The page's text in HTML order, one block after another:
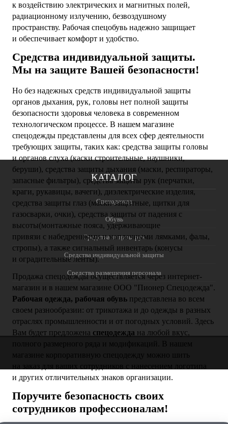
к воздействию электрических и магнитных полей,
радиационному излучению, безвоздушному
пространству. Рабочая спецобувь надежно защищает
и обеспечивает комфорт и удобство.
Средства индивидуальной защиты.
Мы на защите Вашей безопасности!
Но без надежных средств индивидуальной защиты
органов дыхания, рук, головы нет полной защиты
безопасности здоровья человека в современном
технологическом процессе. В нашем магазине
спецодежды представлены для всех сфер деятельности
требующих защиты, таких как: средства защиты головы
и органов слуха (каски строительные, наушники,
беруши), средства защиты дыхания (маски, респираторы,
запасные фильтры), средства защиты рук (перчатки,
краги, рукавицы, вачеги), диэлектрические изделия,
средства защиты глаз (маски защитные, щитки для
газосварки, очки), средства защиты от падения с
высоты(монтажные пояса, удерживающие
привязи с набедренными и наплечными лямками, фалы,
стропы), а также сигнальный инвентарь (конусы
и оградительные ленты).
Продажа спецодеждыосуществляется через интернет-
магазин и в нашем магазине ООО "Пионер Спецодежда".
Рабочая одежда, рабочая обувь представлена во всем
своем разнообразии: от трикотажа и до одежды в разных
отраслях промышленности и от погодных условий. Здесь
Вам будет предложена спецодежда на любой вкус,
полного размерного ряда и модификаций. В нашем
магазине корпоративную спецодежду можно шить
на заказ для ваших сотрудников с нанесением логотипа
и других отличительных знаков организации.
Поручите безопасность своих
сотрудников профессионалам!
КАТАЛОГ
Спецодежда
Обувь
Средства защиты рук
Средства индивидуальной защиты
Средства размещения персонала